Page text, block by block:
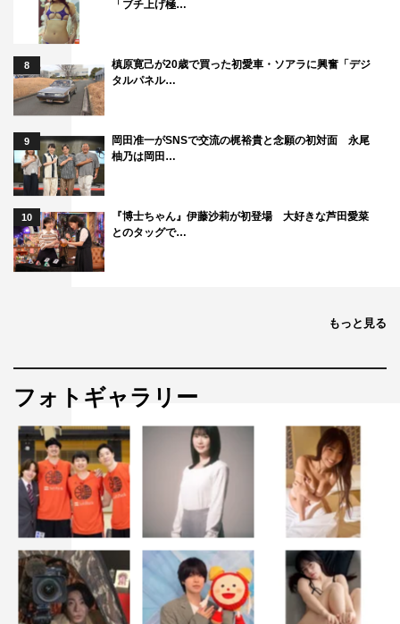
「ブチ上げ極…
8
槙原寛己が20歳で買った初愛車・ソアラに興奮「デジ
タルパネル…
9
岡田准一がSNSで交流の梶裕貴と念願の初対面 永尾
柚乃は岡田…
10
『博士ちゃん』伊藤沙莉が初登場 大好きな芦田愛菜
とのタッグで…
もっと見る
フォトギャラリー